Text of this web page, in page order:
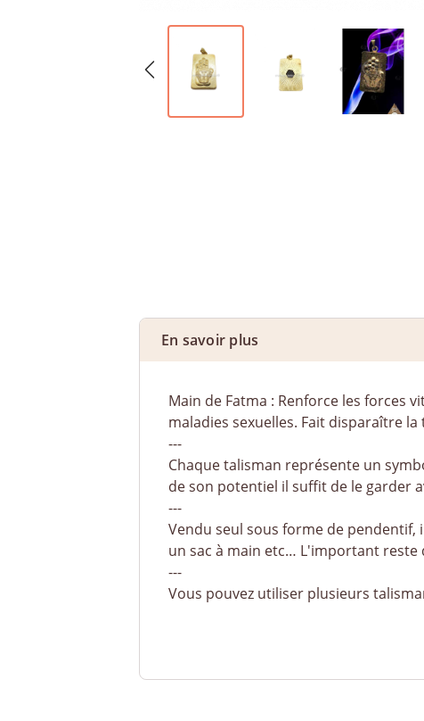
En savoir plus
Main de Fatma : Renforce les forces
maladies sexuelles. Fait disparaître
---
Chaque talisman représente un
de son potentiel il suffit de le garder
---
Vendu seul sous forme de
un sac à main etc… L'important reste
---
Vous pouvez utiliser plusieurs